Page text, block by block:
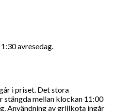
avresedag.
i priset. Det stora
stängda mellan klockan 11:00
Användning av grillkota ingår